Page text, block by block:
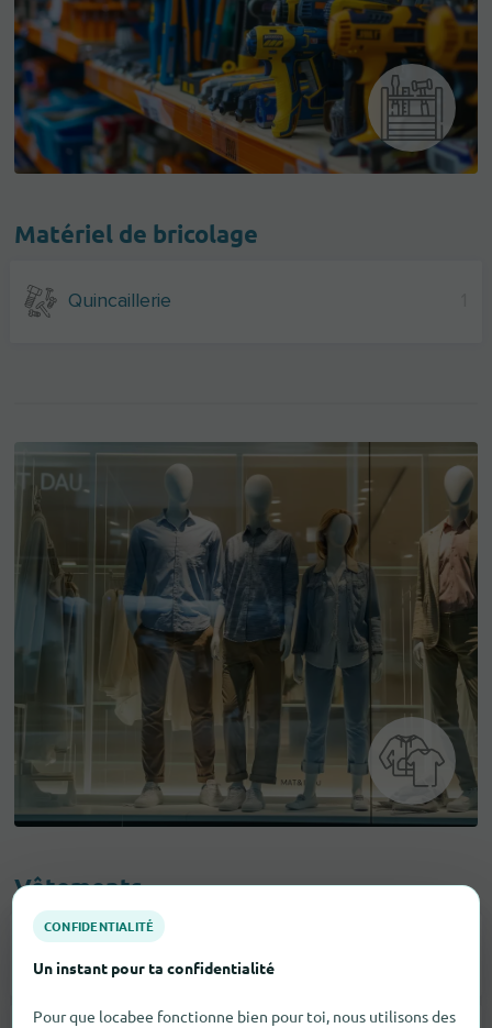
Matériel de bricolage
Quincaillerie
Vêtements
CONFIDENTIALITÉ
Un instant pour ta confidentialité
Pour que locabee fonctionne bien pour toi, nous utilisons des